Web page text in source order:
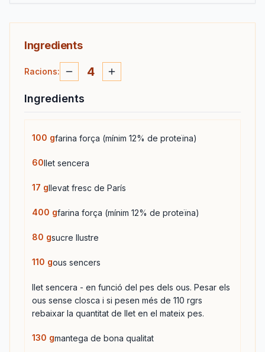
Ingredients
Racions: 4
Ingredients
100 gfarina força (mínim 12% de proteïna)
60llet sencera
17 gllevat fresc de París
400 gfarina força (mínim 12% de proteïna)
80 gsucre llustre
110 gous sencers
llet sencera - en funció del pes dels ous. Pesar els
ous sense closca i si pesen més de 110 rgrs
rebaixar la quantitat de llet en el mateix pes.
130 gmantega de bona qualitat